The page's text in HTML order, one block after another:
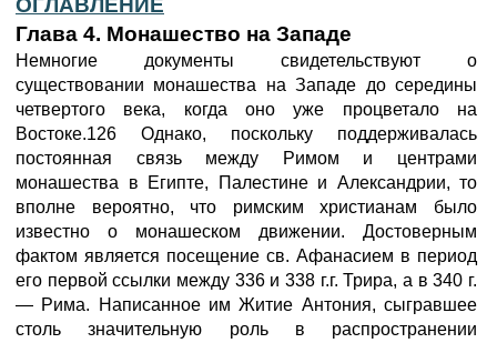
ОГЛАВЛЕНИЕ
Глава 4. Монашество на Западе
Немногие документы свидетельствуют о
существовании монашества на Западе до середины
четвертого века, когда оно уже процветало на
Востоке.126 Однако, поскольку поддерживалась
постоянная связь между Римом и центрами
монашества в Египте, Палестине и Александрии, то
вполне вероятно, что римским христианам было
известно о монашеском движении. Достоверным
фактом является посещение св. Афанасием в период
его первой ссылки между 336 и 338 г.г. Трира, а в 340 г.
— Рима. Написанное им Житие Антония, сыгравшее
столь значительную роль в распространении